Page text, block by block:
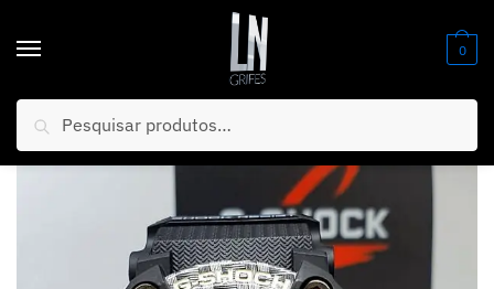
0
Início Relógios / G- Shock / LANÇAMENTO + BLACK FRIDAY G- Shock Mudmaster – FRETE GRÁTIS PARA TODO O BRASIL